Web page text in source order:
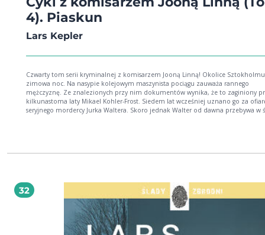
4). Piaskun
Lars Kepler
Czwarty tom serii kryminalnej z komisarzem Jooną Linną! Okolice
zimowa noc. Na nasypie kolejowym maszynista pociągu zauważa rannego
mężczyznę. Ze znalezionych przy nim dokumentów wynika, że to zaginiony
kilkunastoma laty Mikael Kohler-Frost. Siedem lat wcześniej uznano go za
seryjnego mordercy Jurka Waltera. Skoro jednak Walter od dawna przebywa w
naraża się na śmiertelne niebezpieczeństwo. Według wierzeń Piaskun
Łazarz Człowiek w lustrze Pająk
32